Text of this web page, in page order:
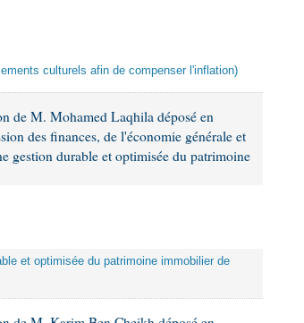
culturels afin de compenser l'inflation)
de M. Mohamed Laqhila déposé en
des finances, de l'économie générale et
gestion durable et optimisée du patrimoine
et optimisée du patrimoine immobilier de